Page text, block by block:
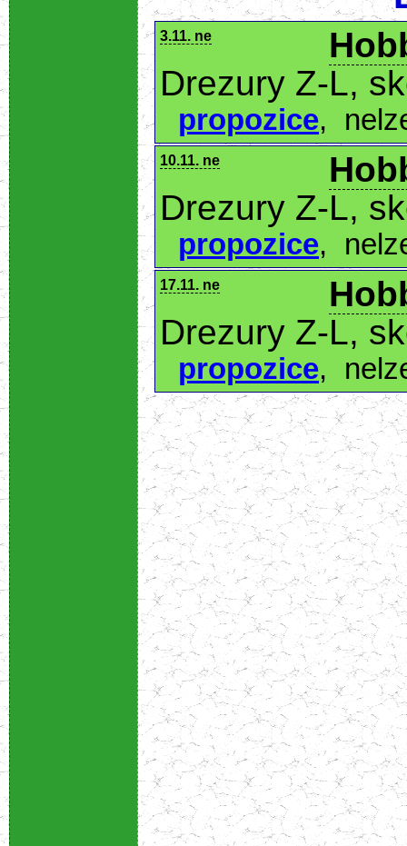
3.11. ne
Drezury Z-L,
propozice,
10.11. ne
Drezury Z-L,
propozice,
17.11. ne
Drezury Z-L,
propozice,